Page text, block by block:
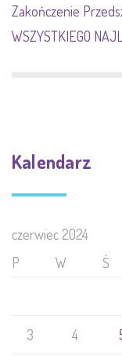
Zakończenie
WSZYSTKIEGO
Kalendarz
czerwiec 2024
P
W Ś
3 4